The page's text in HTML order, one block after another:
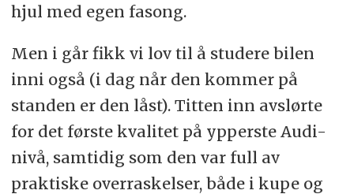
hjul med egen fasong.
Men i går fikk vi lov til å studere bilen
inni også (i dag når den kommer på
standen er den låst). Titten inn avslørte
for det første kvalitet på ypperste Audi-
nivå, samtidig som den var full av
praktiske overraskelser, både i kupe og